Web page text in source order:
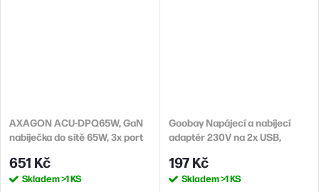
AXAGON ACU-DPQ65W, GaN
nabíječka do sítě 65W, 3x port
PD3.0/QC4+/PPS/Apple, bílá
651 Kč
Skladem>1 KS
Goobay Napájecí a nabíjecí
adaptér 230V na 2x USB,
197 Kč
Skladem>1 KS